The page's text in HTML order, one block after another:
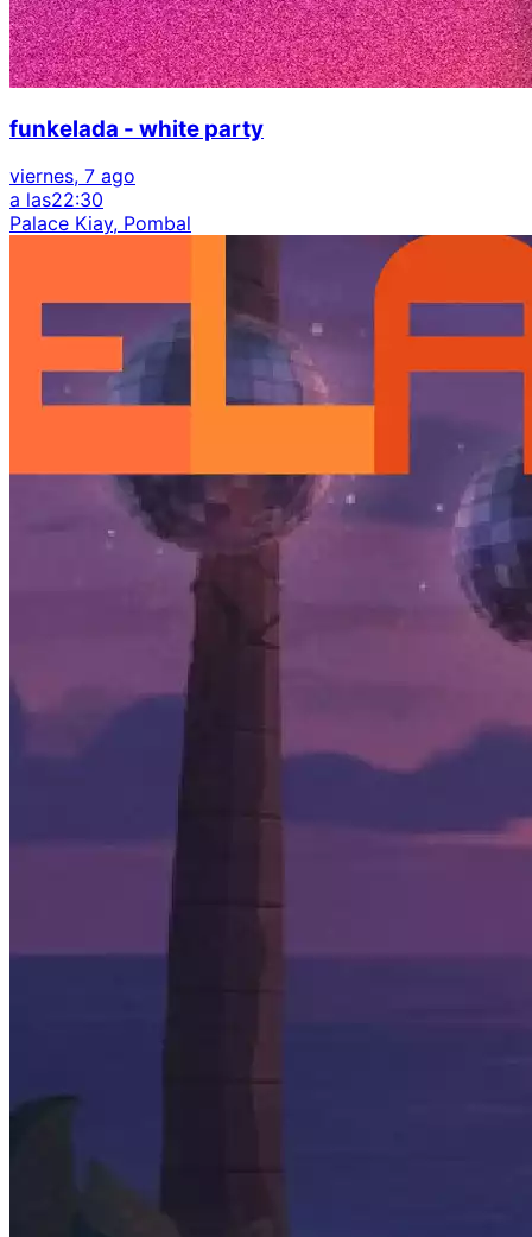
funkelada - white party
viernes, 7 ago
a las22:30
Palace Kiay, Pombal